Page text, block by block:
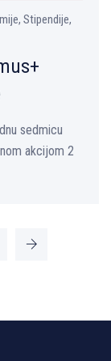
Stipendije,
sedmicu
akcijom 2